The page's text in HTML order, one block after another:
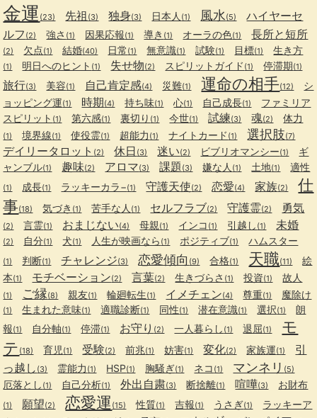
金運 (23) 先祖 (3) 独身(3) 日本人 (1) 風水(5)
ハイヤーセ
ルフ (2) 強さ (1) 因果応報(1) 導き (1) オーラの色(1) 長所と短所
(2) 欠点(1) 結婚(40) 日常 (1) 無意識(1) 試験(1) 目標(1) 生き方
(1) 明日へのヒント (1) 失せ物(2) スピリットガイド (1) 停滞期(1)
旅行(3) 美容(1) 自己肯定感(4) 災難(1) 運命の相手(12)
シ
ョッピング運(1) 時期(4) 持ち味(1) 心(1) 自己成長(1)
ファミリア
スピリット (1) 第六感(1) 裏切り (1) 今世(1) 試練(3) 魂(2) 体力
(1) 境界線(1) 使役霊(1) 超能力 (1) ナイトカード (1) 選択肢(7)
デイリータロット (2) 休日 (3) 迷い(2) ビブリオマンシー(1)
ギ
ャンブル(1) 趣味(2) アロマ(3) 課題 (3) 嫌な人 (1) 土地(1) 適性
(1) 成長(1) ラッキーカラ−(1) 守護天使(2) 恋愛(4) 家族(2)
仕
事(18) 気づき (1) 苦手な人 (1) セルフラブ(2) 守護霊(2) 勇気
(2) 言霊(1) おまじない(4) 母親(1) インコ (1) 引越し (1) 未婚
(2) 自分(1) 犬(1) 人生が映画なら (1) ポジティブ(1) ハムスター
(1) 判断(1) チャレンジ(3) 恋愛傾向 (9) 合格(1) 天職(11)
絵
本(1) モチベーション(2) 言葉(2) 生きづらさ (1) 投資(1) 故人
(1) ご縁(8) 親友(1) 輪廻転生(1) イメチェン(4) 尊重(1) 魔除け
(1) 生まれた意味(1) 適職診断(1) 同性(1) 潜在意識(1) 選択(1)
朗
報(1) 自分軸(1) 停滞(1) お守り (2) 一人暮らし (1) 退屈(1)
モ
テ (18) 育児 (1) 受験(2) 前兆(1) 妨害(1) 変化(2) 家族運(1)
引
っ越し (3) 霊能力 (1) HSP(1) 胸騒ぎ(1) ネコ (1) マンネリ (5)
厄落とし (1) 自己分析(1) 外出自粛(3) 断捨離(1) 喧嘩(3) お財布
(1) 願望(2) 恋愛運 (15) 性質(1) 吉報(1) うさぎ(1)
ラッキーア